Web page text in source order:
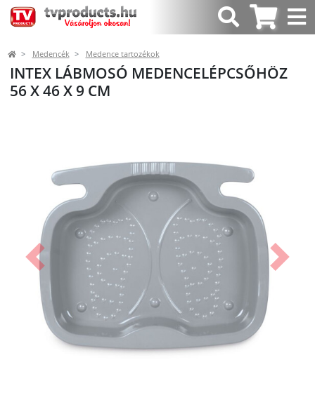
Medencék Medence tartozékok
INTEX LÁBMOSÓ MEDENCELÉPCSŐHÖZ
56 X 46 X 9 CM
Előző